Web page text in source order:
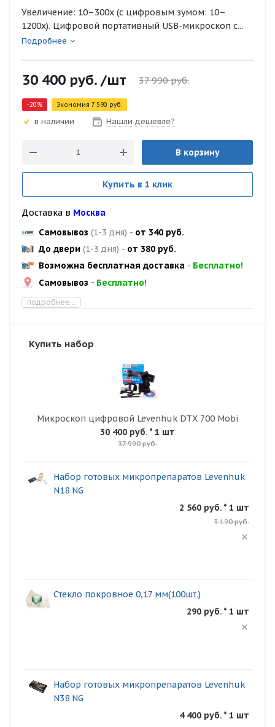
Увеличение: 10–300x (с цифровым зумом: 10–
1200х). Цифровой портативный USB-микроскоп с...
Подробнее
30 400 руб. /шт 37 990руб.
-20% Экономия 7 590 руб.
в наличии Нашли дешевле?
В корзину
Купить в 1 клик
Доставка в Москва
Самовывоз (1-3 дня) - от 340 руб.
До двери (1-3 дня) - от 380 руб.
Возможна бесплатная доставка - Бесплатно!
Самовывоз - Бесплатно!
подробнее...
Купить набор
Микроскоп цифровой Levenhuk DTX 700 Mobi
30 400 руб. * 1 шт
37 990 руб.
Набор готовых микропрепаратов Levenhuk
N18 NG
2 560 руб. * 1 шт
3 190 руб.
Стекло покровное 0,17 мм(100шт.)
290 руб. * 1 шт
Набор готовых микропрепаратов Levenhuk
N38 NG
4 400 руб. * 1 шт